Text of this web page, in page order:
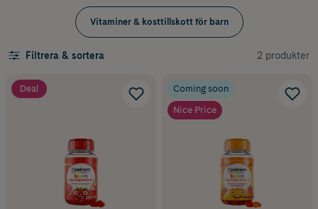
Vitaminer & kosttillskott för barn
Filtrera & sortera 2 produkter
Deal
Coming soon
Nice Price